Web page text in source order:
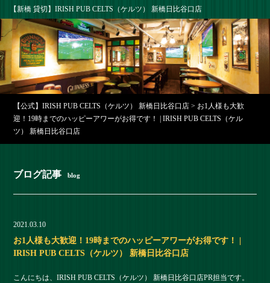
【新橋 貸切】IRISH PUB CELTS（ケルツ） 新橋日比谷口店
【公式】IRISH PUB CELTS（ケルツ） 新橋日比谷口店 > お1人様も大歓
迎！19時までのハッピーアワーがお得です！ | IRISH PUB CELTS（ケル
ツ） 新橋日比谷口店
ブログ記事 blog
2021.03.10
お1人様も大歓迎！19時までのハッピーアワーがお得です！ |
IRISH PUB CELTS（ケルツ） 新橋日比谷口店
こんにちは、IRISH PUB CELTS（ケルツ） 新橋日比谷口店PR担当です。